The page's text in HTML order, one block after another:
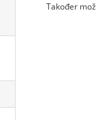
Također